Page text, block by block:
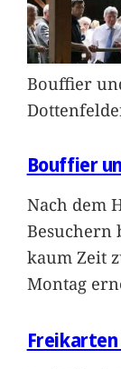
Bouffier
Bouffier
Nach dem
Besuchern
kaum Zeit
Montag